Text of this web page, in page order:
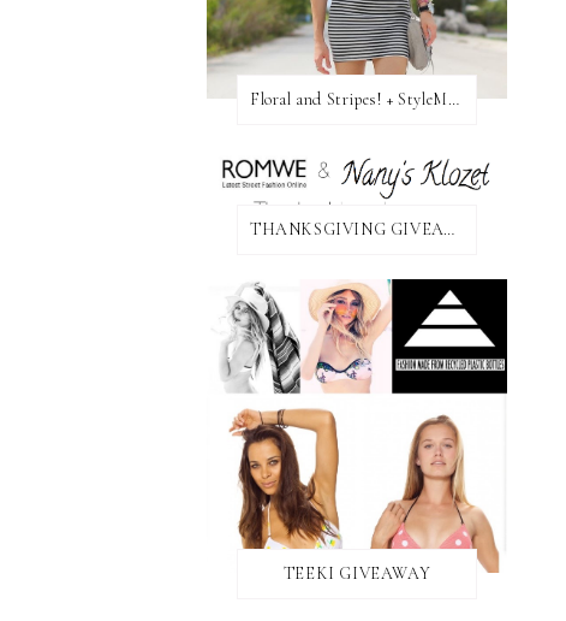
Floral and Stripes! + StyleMint GIVEAWAY!
THANKSGIVING GIVEAWAY!
TEEKI GIVEAWAY